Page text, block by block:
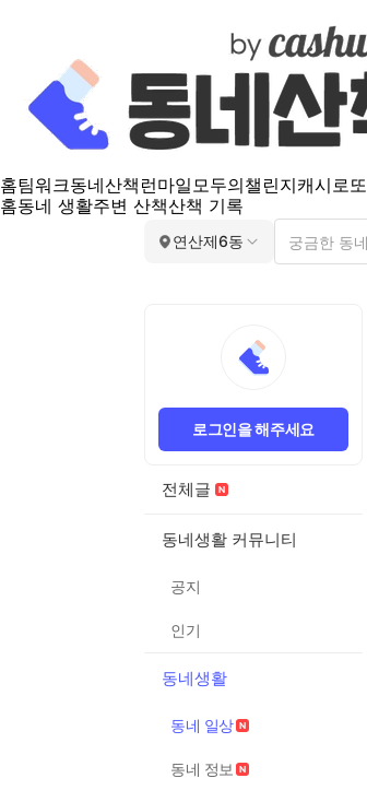
홈팀워크동네산책 런마일모두의챌린지캐시로또
홈동네 생활주변 산책산책 기록
연산제6동
로그인을 해주세요
전체글
동네생활 커뮤니티
공지
인기
동네생활
동네 일상
동네 정보